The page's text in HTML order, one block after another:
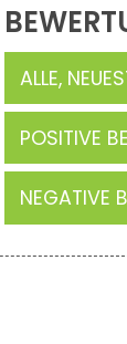
ALLE,
POSITIVE
NEGATIVE